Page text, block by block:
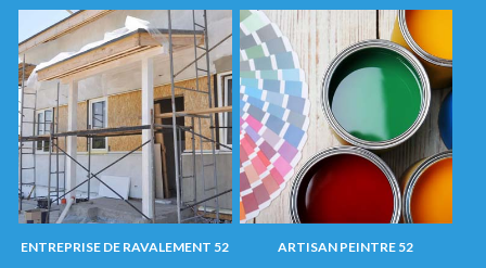
ENTREPRISE DE RAVALEMENT 52 ARTISAN PEINTRE 52